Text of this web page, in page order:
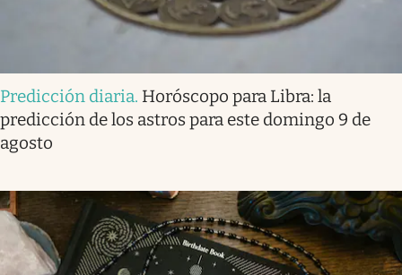
Predicción diaria. Horóscopo para Libra: la
predicción de los astros para este domingo 9 de
agosto